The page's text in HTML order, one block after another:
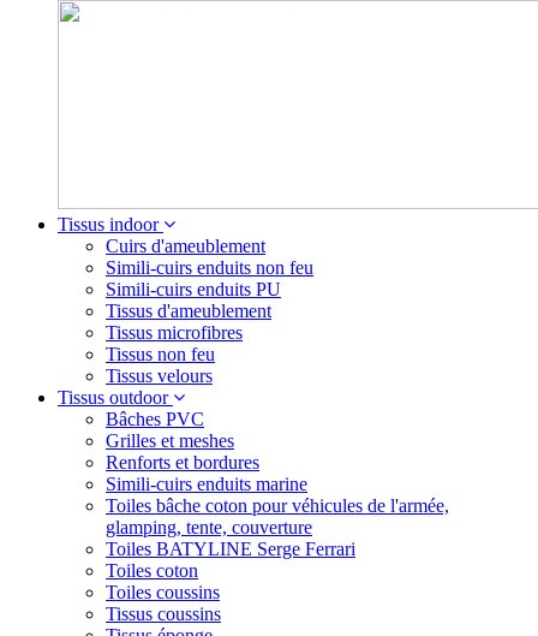
Tissus indoor
Cuirs d'ameublement
Simili-cuirs enduits non feu
Simili-cuirs enduits PU
Tissus d'ameublement
Tissus microfibres
Tissus non feu
Tissus velours
Tissus outdoor
Bâches PVC
Grilles et meshes
Renforts et bordures
Simili-cuirs enduits marine
Toiles bâche coton pour véhicules de l'armée,
glamping, tente, couverture
Toiles BATYLINE Serge Ferrari
Toiles coton
Toiles coussins
Tissus coussins